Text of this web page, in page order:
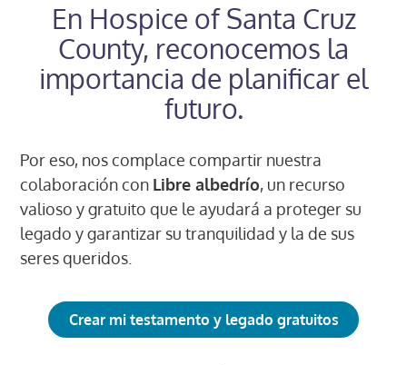
En Hospice of Santa Cruz
County, reconocemos la
importancia de planificar el
futuro.
Por eso, nos complace compartir nuestra
colaboración con Libre albedrío, un recurso
valioso y gratuito que le ayudará a proteger su
legado y garantizar su tranquilidad y la de sus
seres queridos.
Crear mi testamento y legado gratuitos